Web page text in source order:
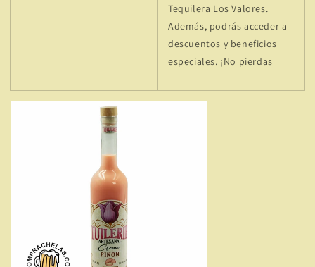
Tequilera Los Valores.
Además, podrás acceder a
descuentos y beneficios
especiales. ¡No pierdas